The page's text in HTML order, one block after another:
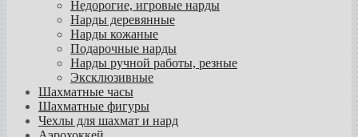
Недорогие, игровые нарды
Нарды деревянные
Нарды кожаные
Подарочные нарды
Нарды ручной работы, резные
Эксклюзивные
Шахматные часы
Шахматные фигуры
Чехлы для шахмат и нард